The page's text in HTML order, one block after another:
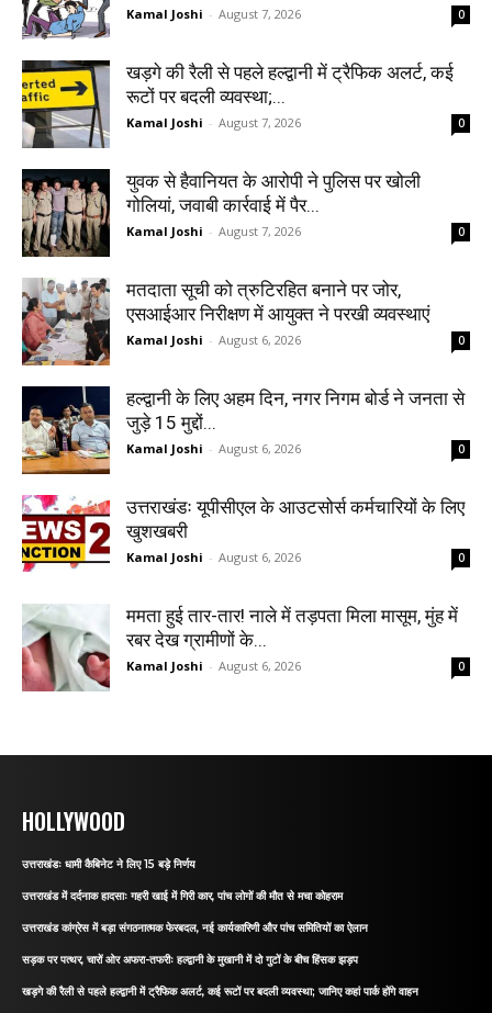
Kamal Joshi - August 7, 2026 0
खड़गे की रैली से पहले हल्द्वानी में ट्रैफिक अलर्ट, कई
रूटों पर बदली व्यवस्था;...
Kamal Joshi - August 7, 2026 0
युवक से हैवानियत के आरोपी ने पुलिस पर खोली
गोलियां, जवाबी कार्रवाई में पैर...
Kamal Joshi - August 7, 2026 0
मतदाता सूची को त्रुटिरहित बनाने पर जोर,
एसआईआर निरीक्षण में आयुक्त ने परखी व्यवस्थाएं
Kamal Joshi - August 6, 2026 0
हल्द्वानी के लिए अहम दिन, नगर निगम बोर्ड ने जनता से
जुड़े 15 मुद्दों...
Kamal Joshi - August 6, 2026 0
उत्तराखंडः यूपीसीएल के आउटसोर्स कर्मचारियों के लिए
खुशखबरी
Kamal Joshi - August 6, 2026 0
ममता हुई तार-तार! नाले में तड़पता मिला मासूम, मुंह में
रबर देख ग्रामीणों के...
Kamal Joshi - August 6, 2026 0
HOLLYWOOD
उत्तराखंडः धामी कैबिनेट ने लिए 15 बड़े निर्णय
उत्तराखंड में दर्दनाक हादसाः गहरी खाई में गिरी कार, पांच लोगों की मौत से मचा कोहराम
उत्तराखंड कांग्रेस में बड़ा संगठनात्मक फेरबदल, नई कार्यकारिणी और पांच समितियों का ऐलान
सड़क पर पत्थर, चारों ओर अफरा-तफरीः हल्द्वानी के मुखानी में दो गुटों के बीच हिंसक झड़प
खड़गे की रैली से पहले हल्द्वानी में ट्रैफिक अलर्ट, कई रूटों पर बदली व्यवस्था; जानिए कहां पार्क होंगे वाहन